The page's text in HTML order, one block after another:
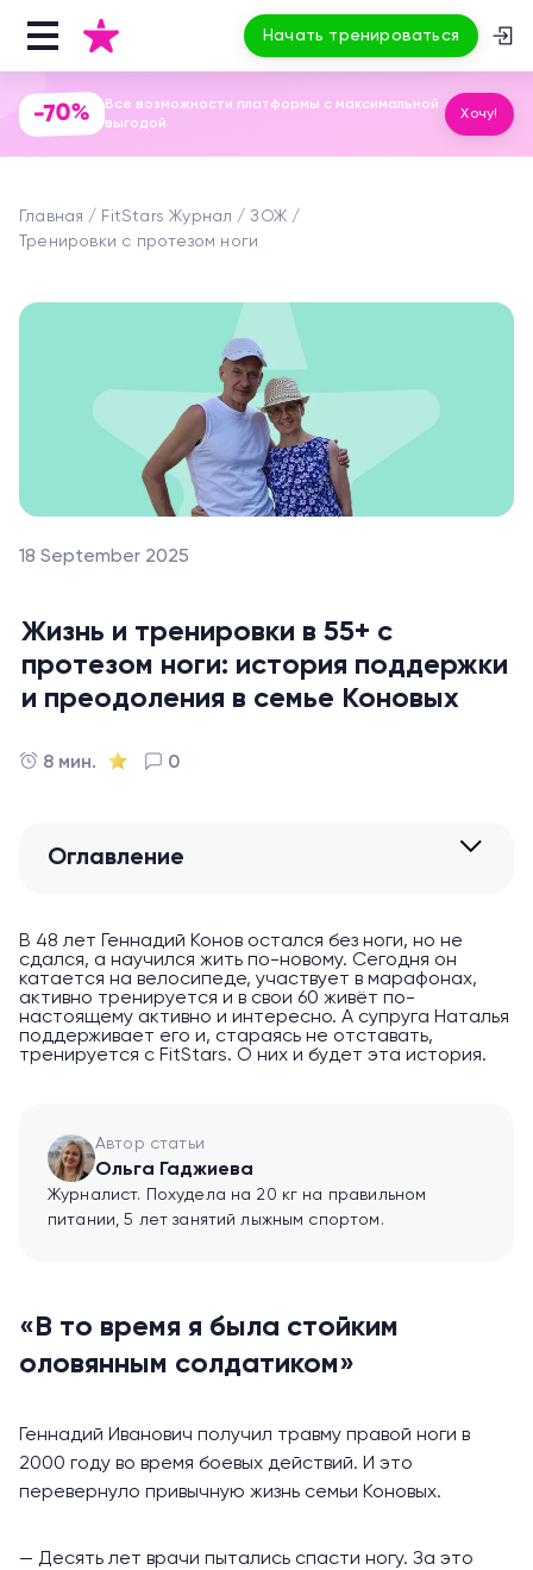
Начать тренироваться
-70%
Все возможности платформы с максимальной
выгодой
Хочу!
Главная FitStars Журнал
ЗОЖ
Тренировки с протезом ноги
18 September 2025
Жизнь и тренировки в 55+ с
протезом ноги: история поддержки
и преодоления в семье Коновых
8 мин. 0
Оглавление
В 48 лет Геннадий Конов остался без ноги, но не
сдался, а научился жить по-новому. Сегодня он
катается на велосипеде, участвует в марафонах,
активно тренируется и в свои 60 живёт по-
настоящему активно и интересно. А супруга Наталья
поддерживает его и, стараясь не отставать,
тренируется с FitStars. О них и будет эта история.
Автор статьи
Ольга Гаджиева
Журналист. Похудела на 20 кг на правильном
питании, 5 лет занятий лыжным спортом.
«В то время я была стойким
оловянным солдатиком»
Геннадий Иванович получил травму правой ноги в
2000 году во время боевых действий. И это
перевернуло привычную жизнь семьи Коновых.
— Десять лет врачи пытались спасти ногу. За это